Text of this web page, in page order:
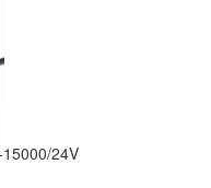
24V